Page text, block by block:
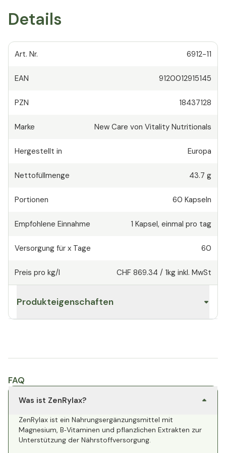
Details
Art. Nr. 6912-11
EAN 9120012915145
PZN 18437128
Marke New Care von Vitality Nutritionals
Hergestellt in Europa
Nettofüllmenge 43.7 g
Portionen 60 Kapseln
Empfohlene Einnahme 1 Kapsel, einmal pro tag
Versorgung für x Tage 60
Preis pro kg/l CHF 869.34 / 1kg inkl. MwSt
Produkteigenschaften
FAQ
Was ist ZenRylax?
ZenRylax ist ein Nahrungsergänzungsmittel mit
Magnesium, B‑Vitaminen und pflanzlichen Extrakten zur
Unterstützung der Nährstoffversorgung.